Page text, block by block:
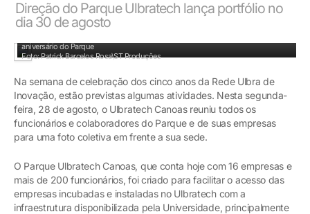
Direção do Parque Ulbratech lança portfólio no
dia 30 de agosto
aniversário do Parque
Foto: Patrick Barcelos Rosa\ST Produções
Na semana de celebração dos cinco anos da Rede Ulbra de
Inovação, estão previstas algumas atividades. Nesta segunda-
feira, 28 de agosto, o Ulbratech Canoas reuniu todos os
funcionários e colaboradores do Parque e de suas empresas
para uma foto coletiva em frente a sua sede.
O Parque Ulbratech Canoas, que conta hoje com 16 empresas e
mais de 200 funcionários, foi criado para facilitar o acesso das
empresas incubadas e instaladas no Ulbratech com a
infraestrutura disponibilizada pela Universidade, principalmente